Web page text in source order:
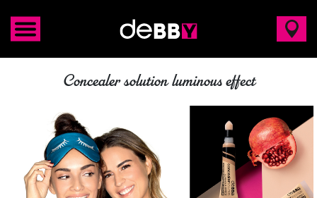
Concealer solution luminous effect